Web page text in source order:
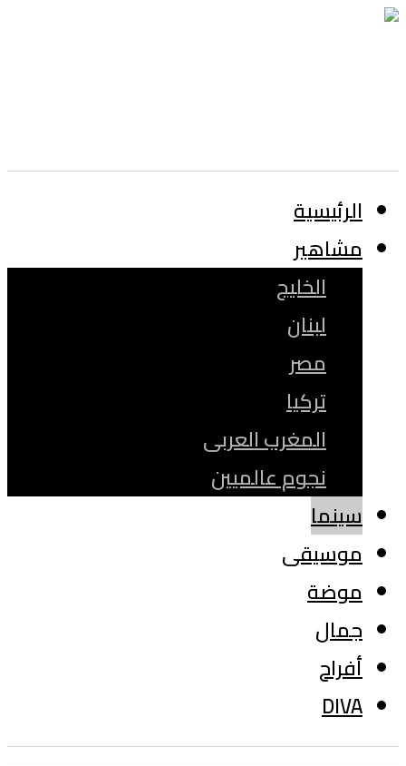
الرئيسية
مشاهير
الخليج
لبنان
مصر
تركيا
المغرب العربى
نجوم عالميين
سينما
موسيقى
موضة
جمال
أفراح
DIVA